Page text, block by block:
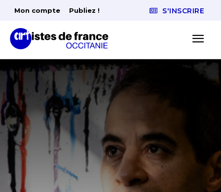
Mon compte Publiez ! S'INSCRIRE